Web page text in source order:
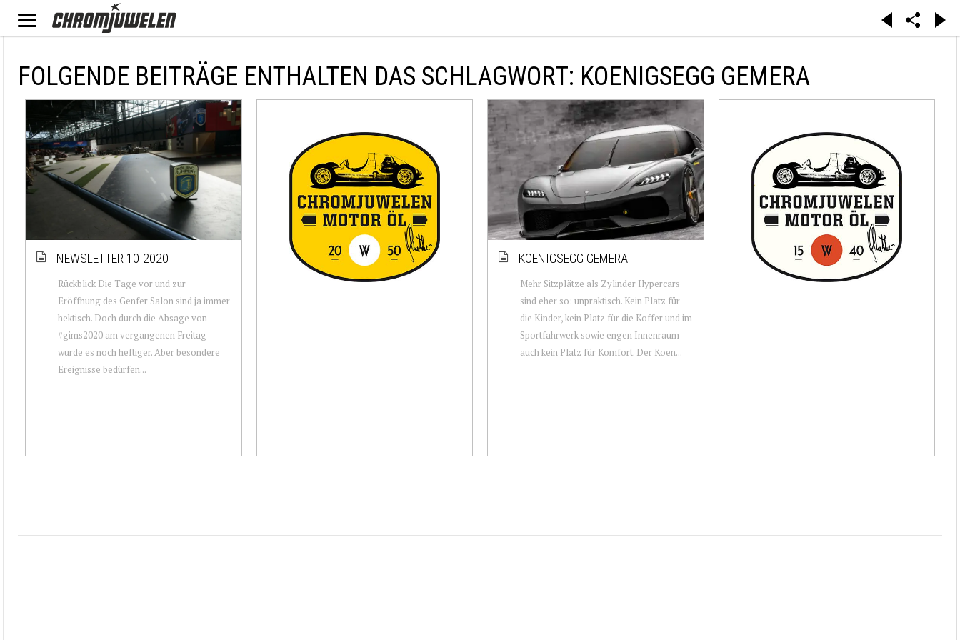
FOLGENDE BEITRÄGE ENTHALTEN DAS SCHLAGWORT: KOENIGSEGG GEMERA
NEWSLETTER 10-2020
Rückblick Die Tage vor und zur
Eröffnung des Genfer Salon sind ja immer
hektisch. Doch durch die Absage von
#gims2020 am vergangenen Freitag
wurde es noch heftiger. Aber besondere
Ereignisse bedürfen...
KOENIGSEGG GEMERA
Mehr Sitzplätze als Zylinder Hypercars
sind eher so: unpraktisch. Kein Platz für
die Kinder, kein Platz für die Koffer und im
Sportfahrwerk sowie engen Innenraum
auch kein Platz für Komfort. Der Koen...